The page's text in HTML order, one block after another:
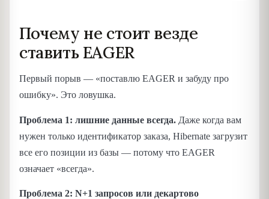
Почему не стоит везде
ставить EAGER
Первый порыв — «поставлю EAGER и забуду про
ошибку». Это ловушка.
Проблема 1: лишние данные всегда. Даже когда вам
нужен только идентификатор заказа, Hibernate загрузит
все его позиции из базы — потому что EAGER
означает «всегда».
Проблема 2: N+1 запросов или декартово